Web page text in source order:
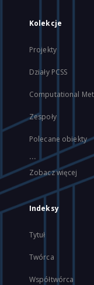
Kolekcje
Projekty
Działy PCSS
Computational
Zespoły
Polecane obiekty
...
Zobacz więcej
Indeksy
Tytuł
Twórca
Współtwórca